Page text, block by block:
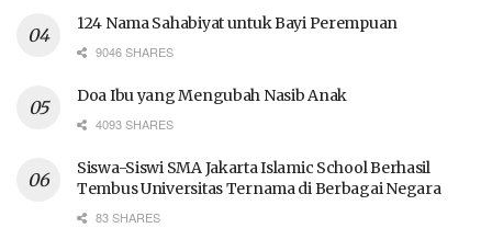
124 Nama Sahabiyat untuk Bayi Perempuan
9046 SHARES
Doa Ibu yang Mengubah Nasib Anak
4093 SHARES
Siswa-Siswi SMA Jakarta Islamic School Berhasil
Tembus Universitas Ternama di Berbagai Negara
83 SHARES